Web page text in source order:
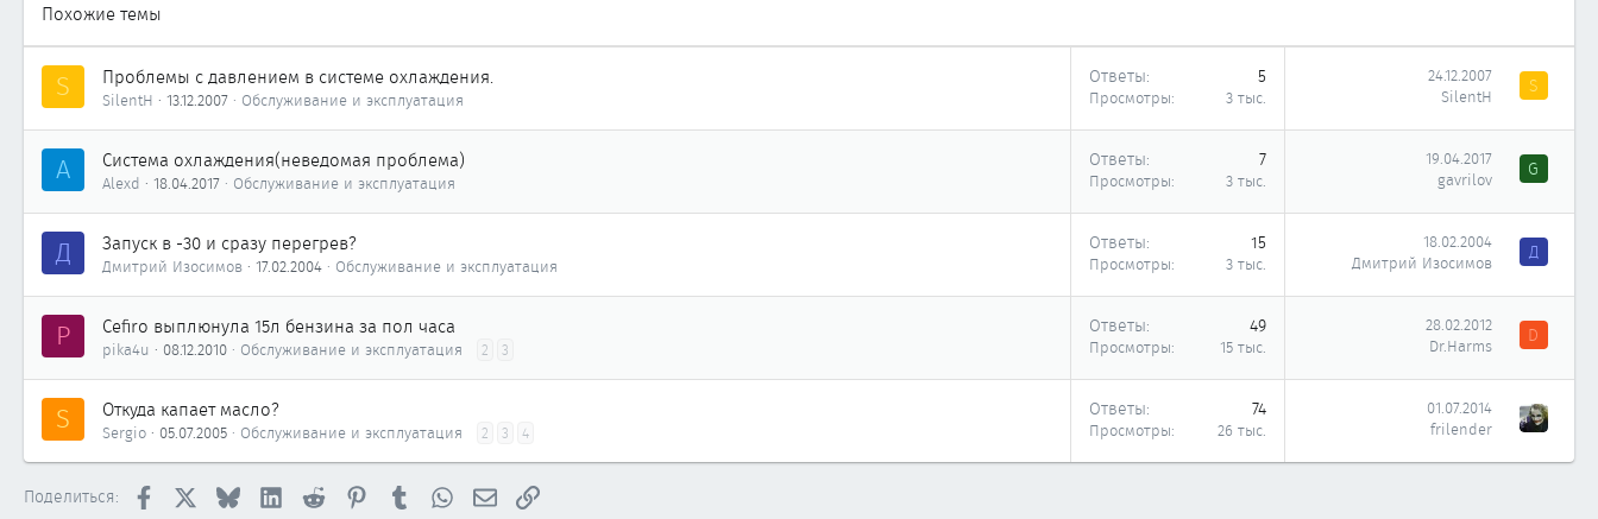
Похожие темы
S Проблемы с давлением в системе охлаждения.
SilentH 13.12.2007 Обслуживание и эксплуатация
Ответы 5
Просмотры 3 тыс.
24.12.2007
SilentH
S
A Система охлаждения(неведомая проблема)
Alexd 18.04.2017 Обслуживание и эксплуатация
Ответы 7
Просмотры 3 тыс.
19.04.2017
gavrilov
G
Д Запуск в -30 и сразу перегрев?
Дмитрий Изосимов 17.02.2004 Обслуживание и эксплуатация
Ответы 15
Просмотры 3 тыс.
18.02.2004
Дмитрий Изосимов
Д
P Cefiro выплюнула 15л бензина за пол часа
pika4u 08.12.2010 Обслуживание и эксплуатация 2 3
Ответы 49
Просмотры 15 тыс.
28.02.2012
Dr.Harms
D
S Откуда капает масло?
Sergio 05.07.2005 Обслуживание и эксплуатация 2 3 4
Ответы 74
Просмотры 26 тыс.
01.07.2014
frilender
Поделиться: Facebook Bluesky LinkedInReddit PinterestTumblrWhatsAppЭлектронная почта
Ссылка